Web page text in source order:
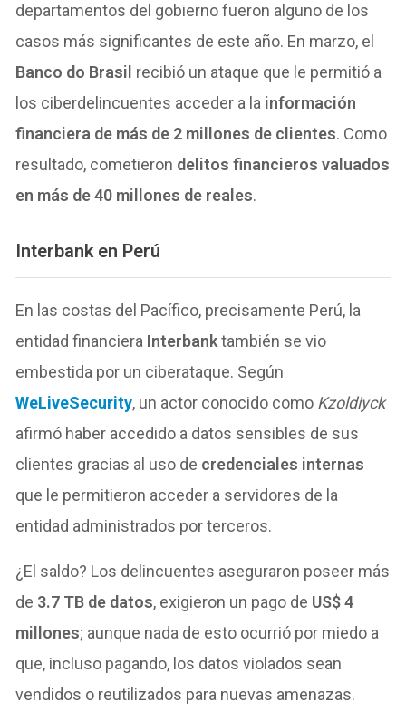
departamentos del gobierno fueron alguno de los
casos más significantes de este año. En marzo, el
Banco do Brasil recibió un ataque que le permitió a
los ciberdelincuentes acceder a la información
financiera de más de 2 millones de clientes. Como
resultado, cometieron delitos financieros valuados
en más de 40 millones de reales.
Interbank en Perú
En las costas del Pacífico, precisamente Perú, la
entidad financiera Interbanktambién se vio
embestida por un ciberataque. Según
WeLiveSecurity, un actor conocido como Kzoldiyck
afirmó haber accedido a datos sensibles de sus
clientes gracias al uso de credenciales internas
que le permitieron acceder a servidores de la
entidad administrados por terceros.
¿El saldo? Los delincuentes aseguraron poseer más
de 3.7 TB de datos, exigieron un pago de US$ 4
millones; aunque nada de esto ocurrió por miedo a
que, incluso pagando, los datos violados sean
vendidos o reutilizados para nuevas amenazas.